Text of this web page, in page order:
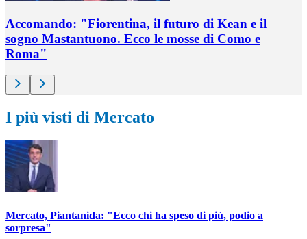
Accomando: "Fiorentina, il futuro di Kean e il
sogno Mastantuono. Ecco le mosse di Como e
Roma"
I più visti di Mercato
Mercato, Piantanida: "Ecco chi ha speso di più, podio a
sorpresa"